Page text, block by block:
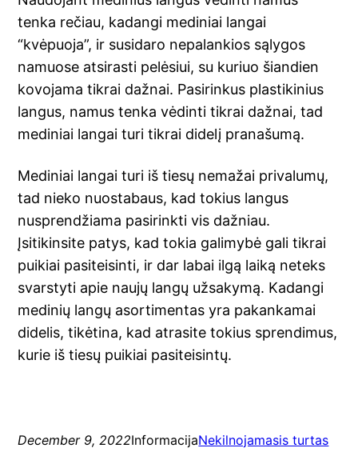
tenka rečiau, kadangi mediniai langai
“kvėpuoja”, ir susidaro nepalankios sąlygos
namuose atsirasti pelėsiui, su kuriuo šiandien
kovojama tikrai dažnai. Pasirinkus plastikinius
langus, namus tenka vėdinti tikrai dažnai, tad
mediniai langai turi tikrai didelį pranašumą.
Mediniai langai turi iš tiesų nemažai privalumų,
tad nieko nuostabaus, kad tokius langus
nusprendžiama pasirinkti vis dažniau.
Įsitikinsite patys, kad tokia galimybė gali tikrai
puikiai pasiteisinti, ir dar labai ilgą laiką neteks
svarstyti apie naujų langų užsakymą. Kadangi
medinių langų asortimentas yra pakankamai
didelis, tikėtina, kad atrasite tokius sprendimus,
kurie iš tiesų puikiai pasiteisintų.
December 9, 2022InformacijaNekilnojamasis turtas